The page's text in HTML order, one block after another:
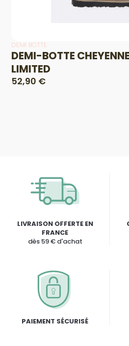
DEMI BOTTE
DEMI-BOTTE
LIMITED
52,90 €
LIVRAISON OFFERTE EN
FRANCE
dès 59 € d'achat
PAIEMENT SÉCURISÉ